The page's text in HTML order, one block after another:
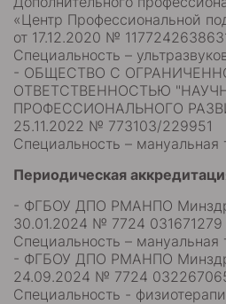
«Центр Профессиональной
от 17.12.2020 №
Специальность –
- ОБЩЕСТВО С
ОТВЕТСТВЕННОСТЬЮ
ПРОФЕССИОНАЛЬНОГО
25.11.2022 № 773103/229951
Специальность – мануальная
Периодическая
- ФГБОУ ДПО РМАНПО
30.01.2024 № 7724 031671279
Специальность – мануальная
- ФГБОУ ДПО РМАНПО
24.09.2024 № 7724
Специальность -